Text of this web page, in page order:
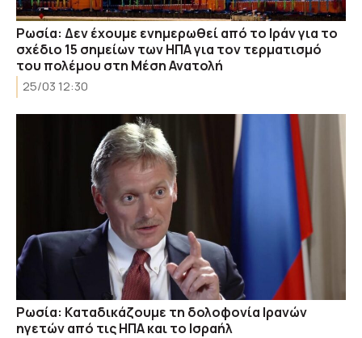
Ρωσία: Δεν έχουμε ενημερωθεί από το Ιράν για το
σχέδιο 15 σημείων των ΗΠΑ για τον τερματισμό
του πολέμου στη Μέση Ανατολή
25/03 12:30
Ρωσία: Kαταδικάζoυμε τη δολοφονία Ιρανών
ηγετών από τις ΗΠΑ και το Ισραήλ